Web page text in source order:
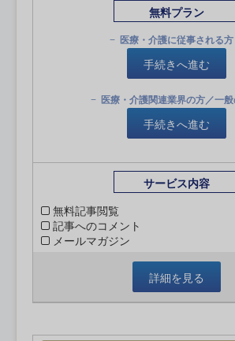
無料プラン
医療・介護に従事される方
手続きへ進む
医療・介護関連業界の方／一
手続きへ進む
サービス内容
無料記事閲覧
記事へのコメント
メールマガジン
詳細を見る